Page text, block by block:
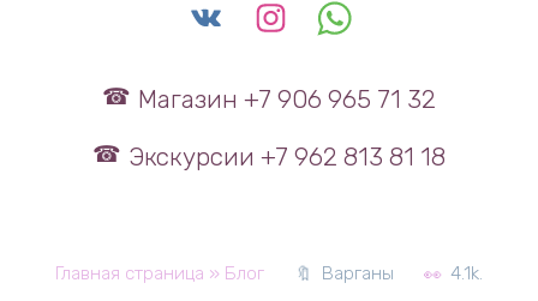
Магазин +7 906 965 71 32
Экскурсии +7 962 813 81 18
Главная страница » Блог Варганы
4.1k.